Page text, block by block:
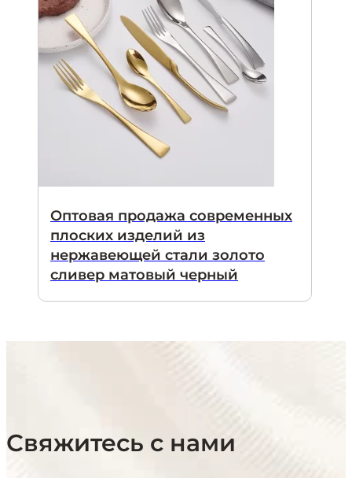
Оптовая продажа современных
плоских изделий из
нержавеющей стали золото
сливер матовый черный
Свяжитесь с нами